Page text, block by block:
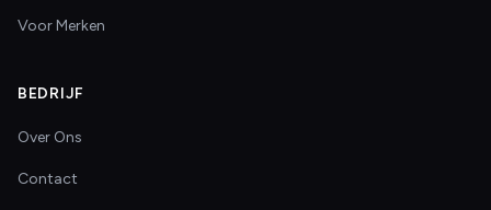
Voor Merken
BEDRIJF
Over Ons
Contact